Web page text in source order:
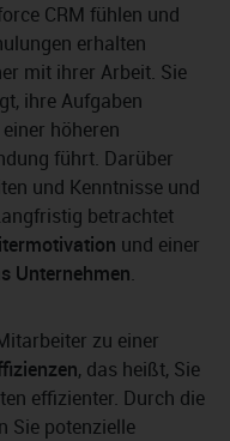
CRM fühlen und
erhalten
mit ihrer Arbeit. Sie
ihre Aufgaben
höheren
führt. Darüber
und Kenntnisse und
betrachtet
und einer
Unternehmen.
zu einer
, das heißt, Sie
effizienter. Durch die
Sie potenzielle